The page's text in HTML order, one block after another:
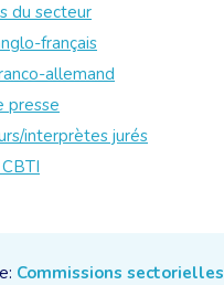
Commissions sectorielles
du secteur
français
allemand
presse
interprètes jurés